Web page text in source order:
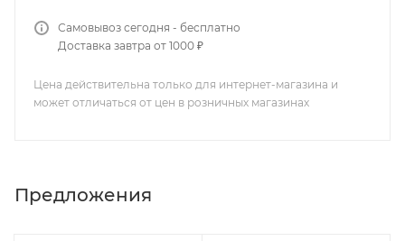
Самовывоз сегодня - бесплатно
Доставка завтра от 1000 ₽
Цена действительна только для интернет-магазина и
может отличаться от цен в розничных магазинах
Предложения